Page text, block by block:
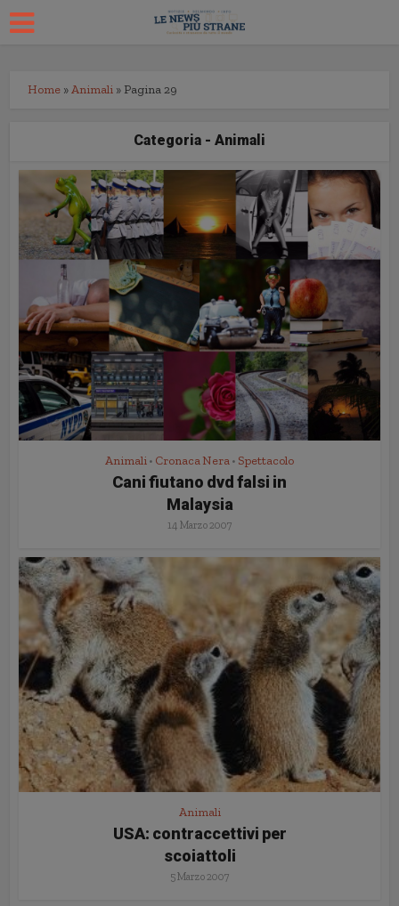
Home »Animali » Pagina 29
Categoria - Animali
Animali • Cronaca Nera • Spettacolo
Cani fiutano dvd falsi in
Malaysia
14 Marzo 2007
Animali
USA: contraccettivi per
scoiattoli
5 Marzo 2007